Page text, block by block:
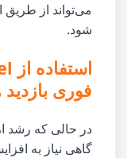
می‌تواند از طریق
شود.
فوری بازدید
در حالی که رشد
گاهی نیاز به